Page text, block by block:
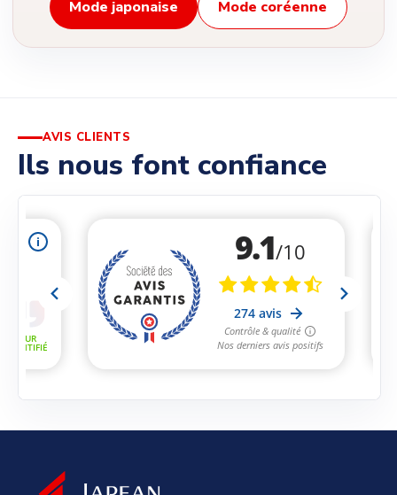
Mode japonaise Mode coréenne
AVIS CLIENTS
Ils nous font confiance